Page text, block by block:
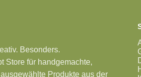
Besonders.
Store für handgemachte,
Produkte aus der